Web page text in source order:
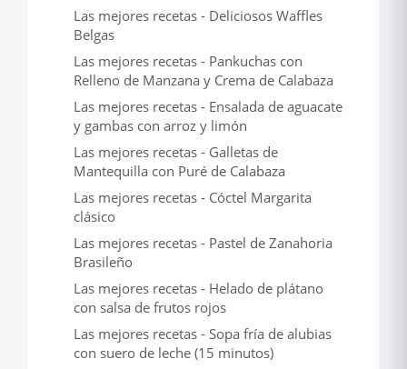
Las mejores recetas - Deliciosos Waffles
Belgas
Las mejores recetas - Pankuchas con
Relleno de Manzana y Crema de Calabaza
Las mejores recetas - Ensalada de aguacate
y gambas con arroz y limón
Las mejores recetas - Galletas de
Mantequilla con Puré de Calabaza
Las mejores recetas - Cóctel Margarita
clásico
Las mejores recetas - Pastel de Zanahoria
Brasileño
Las mejores recetas - Helado de plátano
con salsa de frutos rojos
Las mejores recetas - Sopa fría de alubias
con suero de leche (15 minutos)